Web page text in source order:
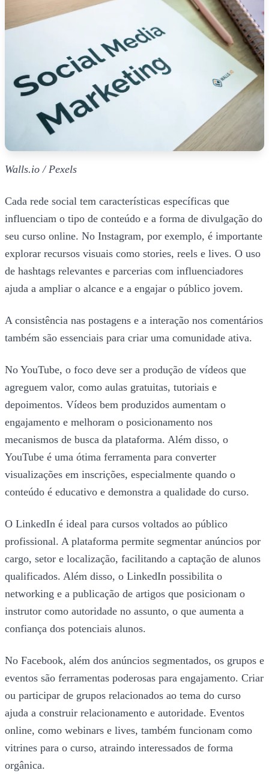
Walls.io / Pexels
Cada rede social tem características específicas que
influenciam o tipo de conteúdo e a forma de divulgação do
seu curso online. No Instagram, por exemplo, é importante
explorar recursos visuais como stories, reels e lives. O uso
de hashtags relevantes e parcerias com influenciadores
ajuda a ampliar o alcance e a engajar o público jovem.
A consistência nas postagens e a interação nos comentários
também são essenciais para criar uma comunidade ativa.
No YouTube, o foco deve ser a produção de vídeos que
agreguem valor, como aulas gratuitas, tutoriais e
depoimentos. Vídeos bem produzidos aumentam o
engajamento e melhoram o posicionamento nos
mecanismos de busca da plataforma. Além disso, o
YouTube é uma ótima ferramenta para converter
visualizações em inscrições, especialmente quando o
conteúdo é educativo e demonstra a qualidade do curso.
O LinkedIn é ideal para cursos voltados ao público
profissional. A plataforma permite segmentar anúncios por
cargo, setor e localização, facilitando a captação de alunos
qualificados. Além disso, o LinkedIn possibilita o
networking e a publicação de artigos que posicionam o
instrutor como autoridade no assunto, o que aumenta a
confiança dos potenciais alunos.
No Facebook, além dos anúncios segmentados, os grupos e
eventos são ferramentas poderosas para engajamento. Criar
ou participar de grupos relacionados ao tema do curso
ajuda a construir relacionamento e autoridade. Eventos
online, como webinars e lives, também funcionam como
vitrines para o curso, atraindo interessados de forma
orgânica.